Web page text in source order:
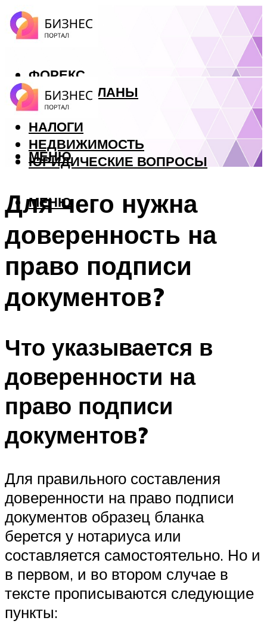
ФОРЕКС
БИЗНЕС ПЛАНЫ
КРЕДИТЫ
НАЛОГИ
НЕДВИЖИМОСТЬ
ЮРИДИЧЕСКИЕ ВОПРОСЫ
МЕНЮ
МЕНЮ
Для чего нужна
доверенность на
право подписи
документов?
Что указывается в
доверенности на
право подписи
документов?
Для правильного составления
доверенности на право подписи
документов образец бланка
берется у нотариуса или
составляется самостоятельно. Но и
в первом, и во втором случае в
тексте прописываются следующие
пункты: